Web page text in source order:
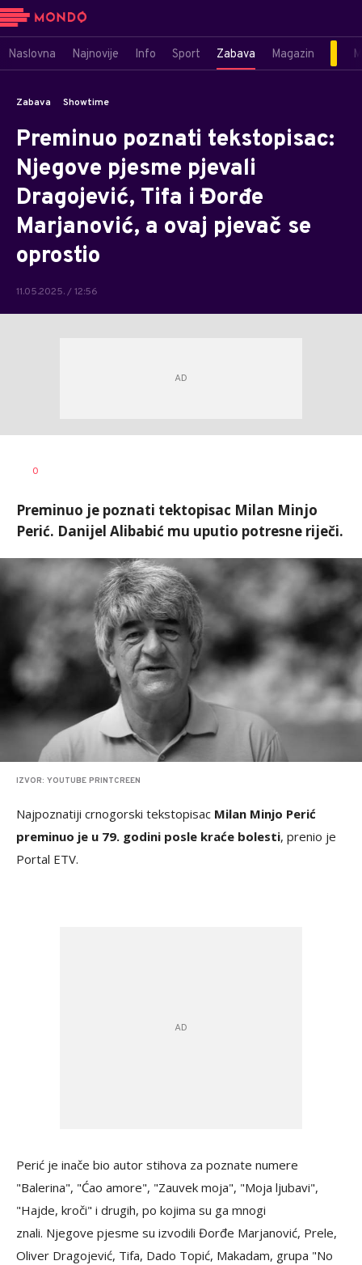
Naslovna Najnovije Info Sport Zabava Magazin
Zabava Showtime
Preminuo poznati tekstopisac:
Njegove pjesme pjevali
Dragojević, Tifa i Đorđe
Marjanović, a ovaj pjevač se
oprostio
11.05.2025. / 12:56
AUTOR
0
Preminuo je poznati tektopisac Milan Minjo
Perić. Danijel Alibabić mu uputio potresne riječi.
IZVOR: YOUTUBE PRINTCREEN
Najpoznatiji crnogorski tekstopisac Milan Minjo Perić
preminuo je u 79. godini posle kraće bolesti, prenio je
Portal ETV.
Perić je inače bio autor stihova za poznate numere
"Balerina", "Ćao amore", "Zauvek moja", "Moja ljubavi",
"Hajde, kroči" i drugih, po kojima su ga mnogi
znali. Njegove pjesme su izvodili Đorđe Marjanović, Prele,
Oliver Dragojević, Tifa, Dado Topić, Makadam, grupa "No